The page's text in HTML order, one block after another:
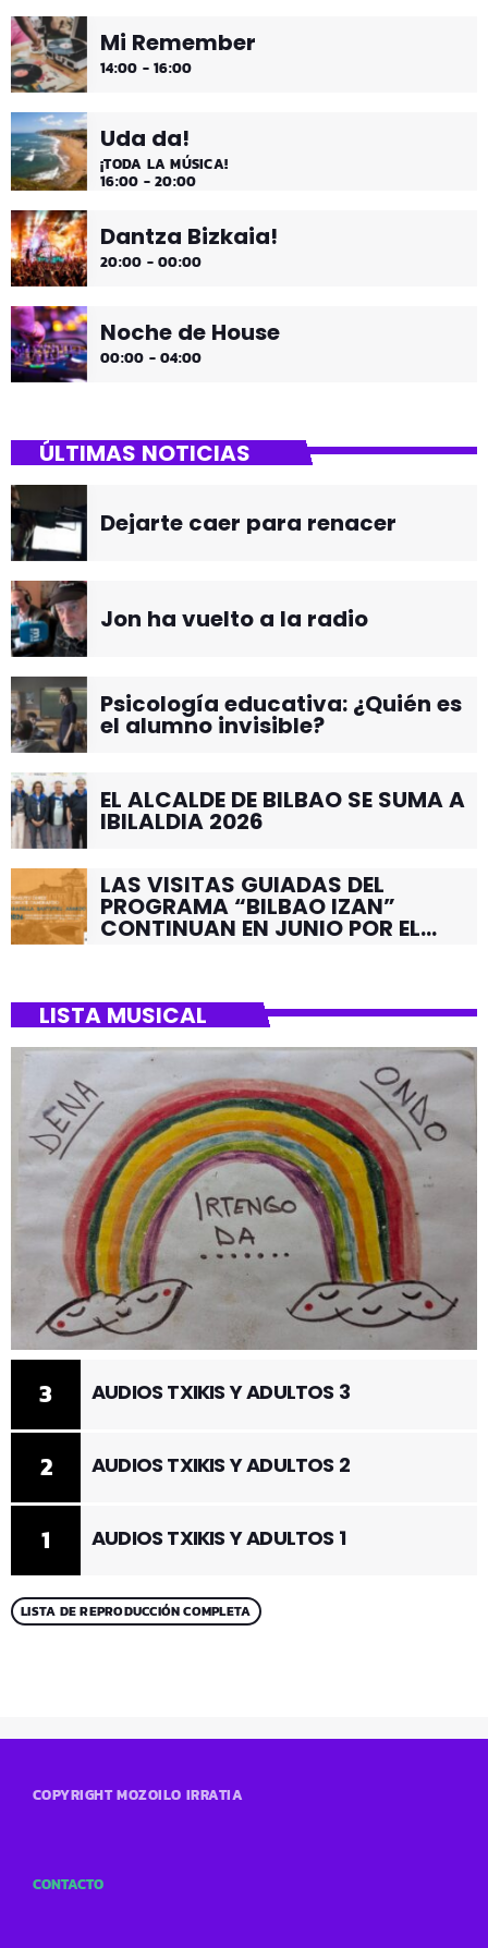
Mi Remember
14:00 - 16:00
Uda da!
¡TODA LA MÚSICA!
16:00 - 20:00
Dantza Bizkaia!
20:00 - 00:00
Noche de House
00:00 - 04:00
ÚLTIMAS NOTICIAS
Dejarte caer para renacer
Jon ha vuelto a la radio
Psicología educativa: ¿Quién es
el alumno invisible?
EL ALCALDE DE BILBAO SE SUMA A
IBILALDIA 2026
LAS VISITAS GUIADAS DEL
PROGRAMA “BILBAO IZAN”
CONTINUAN EN JUNIO POR EL
LISTA MUSICAL
1 AUDIOS TXIKIS Y ADULTOS 1
2 AUDIOS TXIKIS Y ADULTOS 2
3 AUDIOS TXIKIS Y ADULTOS 3
LISTA DE REPRODUCCIÓN COMPLETA
COPYRIGHT MOZOILO IRRATIA
CONTACTO